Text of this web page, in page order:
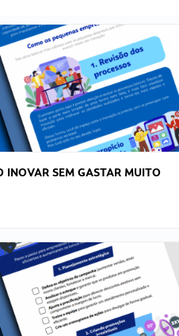
INOVAR SEM GASTAR MUITO